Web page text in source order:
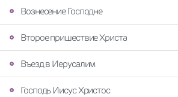
Вознесение Господне
Второе пришествие Христа
Въезд в Иерусалим
Господь Иисус Христос